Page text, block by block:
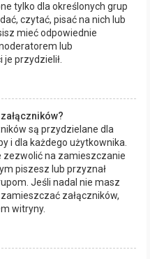
tylko dla określonych grup
czytać, pisać na nich lub
mieć odpowiednie
lub
przydzielił.
są przydzielane dla
i dla każdego użytkownika.
zezwolić na zamieszczanie
piszesz lub przyznał
Jeśli nadal nie masz
załączników,
witryny.